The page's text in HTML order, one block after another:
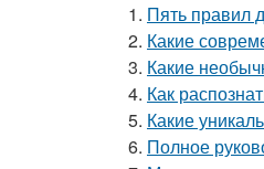
1. Пять правил
2. Какие
3. Какие
4. Как
5. Какие
6. Полное